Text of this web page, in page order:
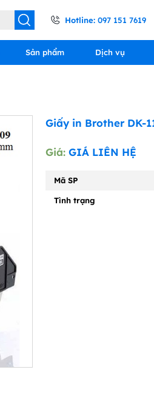
Hotline: 097 151 7619
Sản phẩm Dịch vụ
Giấy in Brother DK-
Giá:GIÁ LIÊN HỆ
Mã SP
Tình trạng